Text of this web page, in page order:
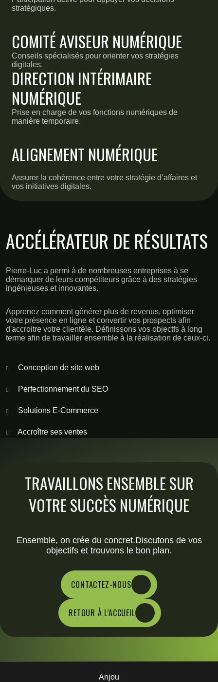
stratégiques.
COMITÉ AVISEUR NUMÉRIQUE
Conseils spécialisés pour orienter vos stratégies
digitales.
DIRECTION INTÉRIMAIRE
NUMÉRIQUE
Prise en charge de vos fonctions numériques de
manière temporaire.
ALIGNEMENT NUMÉRIQUE
Assurer la cohérence entre votre stratégie d’affaires et
vos initiatives digitales.
ACCÉLÉRATEUR DE RÉSULTATS
Pierre-Luc a permi à de nombreuses entreprises à se
démarquer de leurs compétiteurs grâce à des stratégies
ingénieuses et innovantes.
Apprenez comment générer plus de revenus, optimiser
votre présence en ligne et convertir vos prospects afin
d'accroitre votre clientèle. Définissons vos objectfs à long
terme afin de travailler ensemble à la réalisation de ceux-ci.
Conception de site web
Perfectionnement du SEO
Solutions E-Commerce
Accroître ses ventes
TRAVAILLONS ENSEMBLE SUR
VOTRE SUCCÈS NUMÉRIQUE
Ensemble, on crée du concret.Discutons de vos
objectifs et trouvons le bon plan.
CONTACTEZ-NOUS
RETOUR À L’ACCUEIL
Anjou